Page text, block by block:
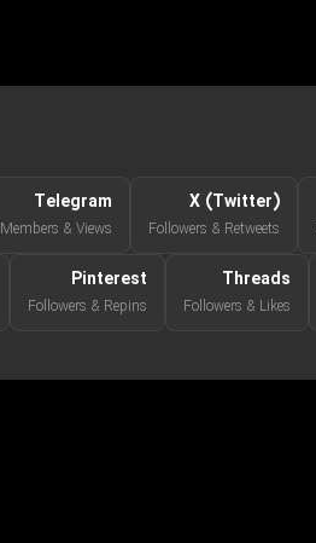
Telegram
Members & Views
X (Twitter)
Followers & Retweets
Pinterest
Followers & Repins
Threads
Followers & Likes